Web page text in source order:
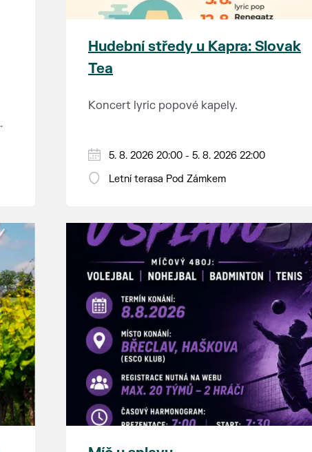
Hudební středy u Kapra: Slovak
Tea
Koncert lyric popové kapely.
5. 8. 2026 20:00 - 5. 8. 2026 22:00
Letní terasa Pod Zámkem